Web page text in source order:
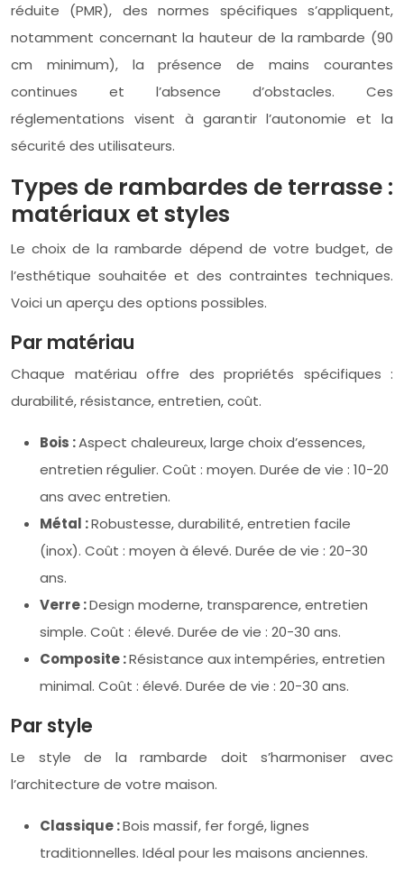
réduite (PMR), des normes spécifiques s’appliquent,
notamment concernant la hauteur de la rambarde (90
cm minimum), la présence de mains courantes
continues et l’absence d’obstacles. Ces
réglementations visent à garantir l’autonomie et la
sécurité des utilisateurs.
Types de rambardes de terrasse :
matériaux et styles
Le choix de la rambarde dépend de votre budget, de
l’esthétique souhaitée et des contraintes techniques.
Voici un aperçu des options possibles.
Par matériau
Chaque matériau offre des propriétés spécifiques :
durabilité, résistance, entretien, coût.
Bois :Aspect chaleureux, large choix d’essences,
entretien régulier. Coût : moyen. Durée de vie : 10-20
ans avec entretien.
Métal :Robustesse, durabilité, entretien facile
(inox). Coût : moyen à élevé. Durée de vie : 20-30
ans.
Verre :Design moderne, transparence, entretien
simple. Coût : élevé. Durée de vie : 20-30 ans.
Composite :Résistance aux intempéries, entretien
minimal. Coût : élevé. Durée de vie : 20-30 ans.
Par style
Le style de la rambarde doit s’harmoniser avec
l’architecture de votre maison.
Classique :Bois massif, fer forgé, lignes
traditionnelles. Idéal pour les maisons anciennes.